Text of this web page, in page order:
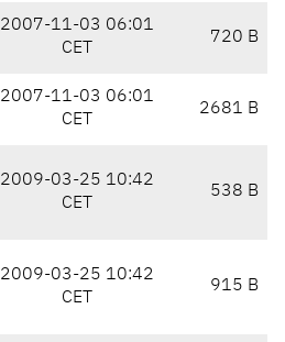
2007-11-03 06:01
CET
720 B
2007-11-03 06:01
CET
2681 B
2009-03-25 10:42
CET
538 B
2009-03-25 10:42
CET
915 B